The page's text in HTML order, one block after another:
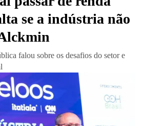
se a indústria não
falou sobre os desafios do setor e